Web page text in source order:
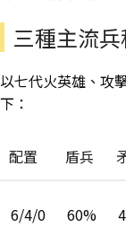
三種主流
以七代火英雄、攻
下：
配置 盾兵
6/4/0 60%